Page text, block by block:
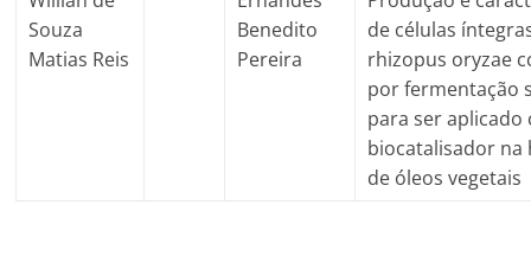
Souza
Matias Reis
Benedito
Pereira
de células
rhizopus oryzae
por fermentação
para ser aplicado
biocatalisador na
de óleos vegetais